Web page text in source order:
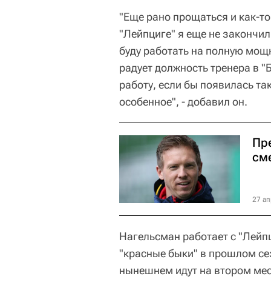
"Еще рано прощаться и как-
"Лейпциге" я еще не
буду работать на полную
радует должность тренера в
работу, если бы появилась
особенное", - добавил он.
27
Нагельсман работает с
"красные быки" в прошлом
нынешнем идут на втором